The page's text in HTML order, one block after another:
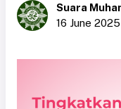
Suara
16 June 2025